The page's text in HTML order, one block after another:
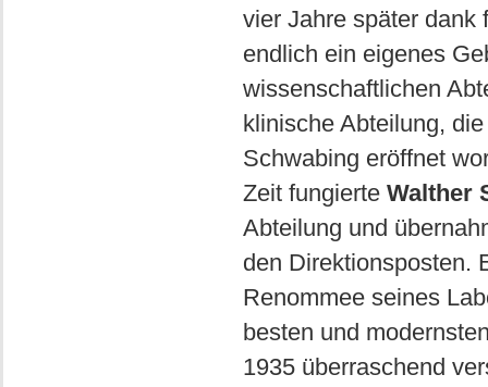
vier Jahre später dank
endlich ein eigenes
wissenschaftlichen
klinische Abteilung,
Schwabing eröffnet
Zeit fungierte Walther
Abteilung und
den Direktionsposten.
Renommee seines
besten und
1935 überraschend